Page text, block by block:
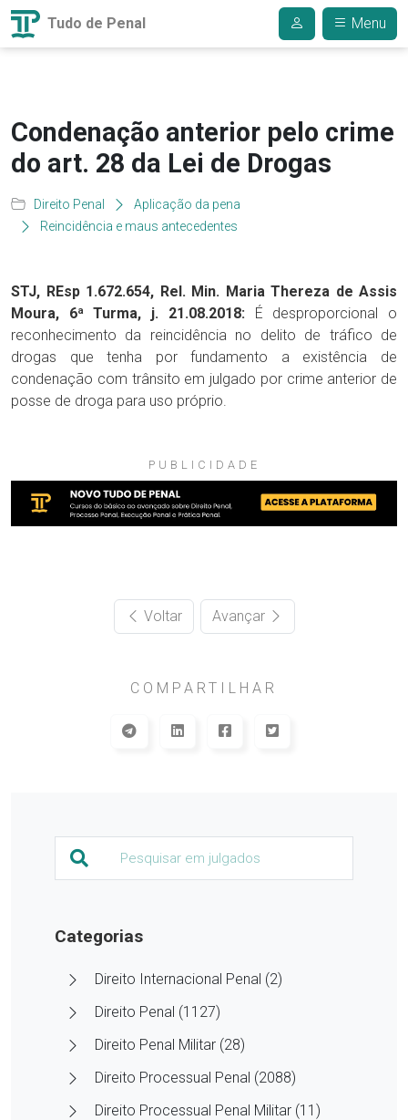
Tudo de Penal Menu
Condenação anterior pelo crime
do art. 28 da Lei de Drogas
Direito Penal
Aplicação da pena
Reincidência e maus antecedentes
STJ, REsp 1.672.654, Rel. Min. Maria Thereza de Assis
Moura, 6ª Turma, j. 21.08.2018: É desproporcional o
reconhecimento da reincidência no delito de tráfico de
drogas que tenha por fundamento a existência de
condenação com trânsito em julgado por crime anterior de
posse de droga para uso próprio.
PUBLICIDADE
Voltar Avançar
COMPARTILHAR
Categorias
Direito Internacional Penal (2)
Direito Penal (1127)
Direito Penal Militar (28)
Direito Processual Penal (2088)
Direito Processual Penal Militar (11)